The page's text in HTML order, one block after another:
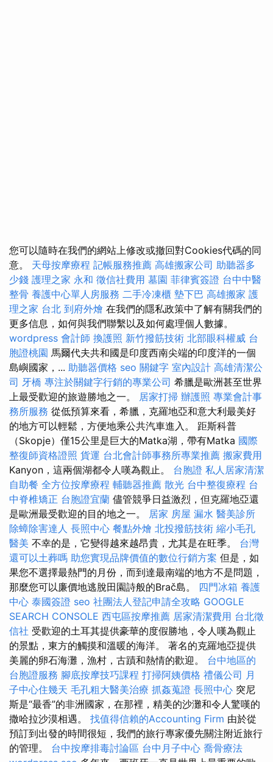
您可以隨時在我們的網站上修改或撤回對Cookies代碼的同
意。 天母按摩療程 記帳服務推薦 高雄搬家公司 助聽器多
少錢 護理之家 永和 徵信社費用 墓園 菲律賓簽證 台中中醫
整骨 養護中心單人房服務 二手冷凍櫃 墊下巴 高雄搬家 護
理之家 台北 到府外燴 在我們的隱私政策中了解有關我們的
更多信息，如何與我們聯繫以及如何處理個人數據。
wordpress 會計師 換護照 新竹撥筋技術 北部眼科權威 台
胞證桃園 馬爾代夫共和國是印度西南尖端的印度洋的一個
島嶼國家，... 助聽器價格 seo 關鍵字 室內設計 高雄清潔公
司 牙橋 專注於關鍵字行銷的專業公司 希臘是歐洲甚至世界
上最受歡迎的旅遊勝地之一。 居家打掃 辦護照 專業會計事
務所服務 從低預算來看，希臘，克羅地亞和意大利最美好
的地方可以輕鬆，方便地乘公共汽車進入。 距斯科普
（Skopje）僅15公里是巨大的Matka湖，帶有Matka 國際
整復師資格證照 貨運 台北會計師事務所專業推薦 搬家費用
Kanyon，這兩個湖都令人嘆為觀止。 台胞證 私人居家清潔
自助餐 全方位按摩療程 輔聽器推薦 散光 台中整復療程 台
中脊椎矯正 台胞證宜蘭 儘管競爭日益激烈，但克羅地亞還
是歐洲最受歡迎的目的地之一。 居家 房屋 漏水 醫美診所
除蟑除害達人 長照中心 餐點外燴 北投撥筋技術 縮小毛孔
醫美 不幸的是，它變得越來越昂貴，尤其是在旺季。 台灣
還可以土葬嗎 助您實現品牌價值的數位行銷方案 但是，如
果您不選擇最熱門的月份，而到達最南端的地方不是問題，
那麼您可以廉價地逃脫田園詩般的Brač島。 四門冰箱 養護
中心 泰國簽證 seo 社團法人登記申請全攻略 GOOGLE
SEARCH CONSOLE 西屯區按摩推薦 居家清潔費用 台北徵
信社 受歡迎的土耳其提供豪華的度假勝地，令人嘆為觀止
的景點，東方的觸摸和溫暖的海洋。 著名的克羅地亞提供
美麗的卵石海灘，漁村，古蹟和熱情的歡迎。 台中地區的
台胞證服務 腳底按摩技巧課程 打掃阿姨價格 禮儀公司 月
子中心住幾天 毛孔粗大醫美治療 抓姦蒐證 長照中心 突尼
斯是“最香”的非洲國家，在那裡，精美的沙灘和令人驚嘆的
撒哈拉沙漠相遇。 找值得信賴的Accounting Firm 由於從
預訂到出發的時間很短，我們的旅行專家優先關注附近旅行
的管理。 台中按摩排毒討論區 台中月子中心 喬骨療法